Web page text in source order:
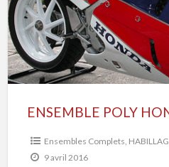
30
ENSEMBLE POLY
Ensembles Complets
9 avril 2016